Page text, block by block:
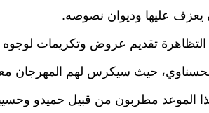
يعزف عليها وديوان نصوصه.
تقديم عروض وتكريمات
حيث سيكرس لهم المهرجان
الموعد مطربون من قبيل حميدو